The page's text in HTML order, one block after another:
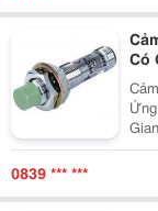
Có
Ứng
Kế
0839 *** ***